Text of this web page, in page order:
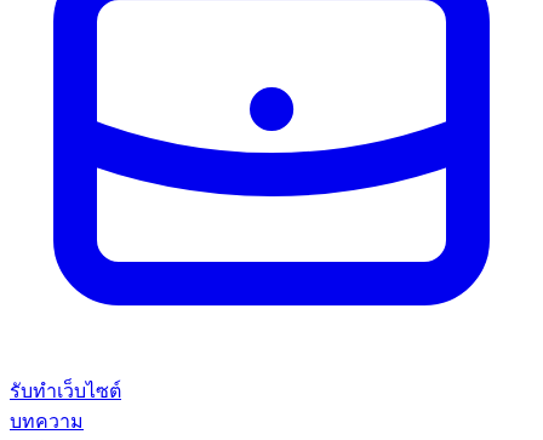
รับทำเว็บไซต์
บทความ